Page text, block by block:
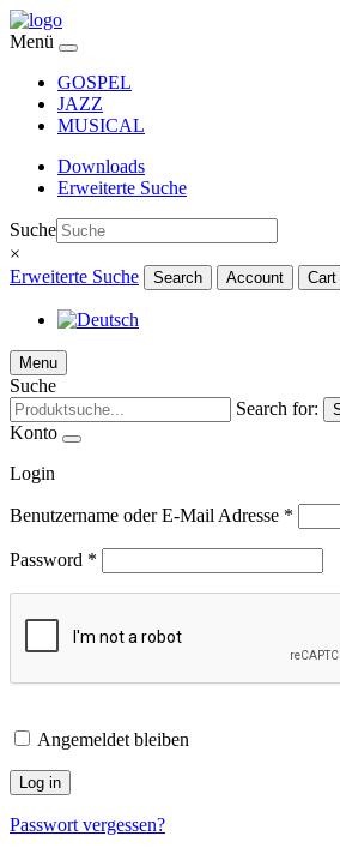
Menü
GOSPEL
JAZZ
MUSICAL
Downloads
Erweiterte Suche
Suche
×
Erweiterte Suche
Search Account Cart
Menu
Suche
Search for:
Konto
Login
Benutzername oder E-Mail Adresse *
Password *
Angemeldet bleiben
Log in
Passwort vergessen?